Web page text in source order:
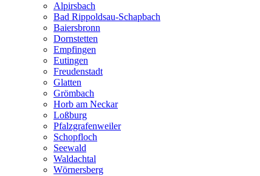
Alpirsbach
Bad Rippoldsau-Schapbach
Baiersbronn
Dornstetten
Empfingen
Eutingen
Freudenstadt
Glatten
Grömbach
Horb am Neckar
Loßburg
Pfalzgrafenweiler
Schopfloch
Seewald
Waldachtal
Wörnersberg